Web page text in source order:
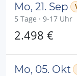
Mo, 21. Sep
5 Tage · 9-17 Uhr
2.498 €
Mo, 05. Okt